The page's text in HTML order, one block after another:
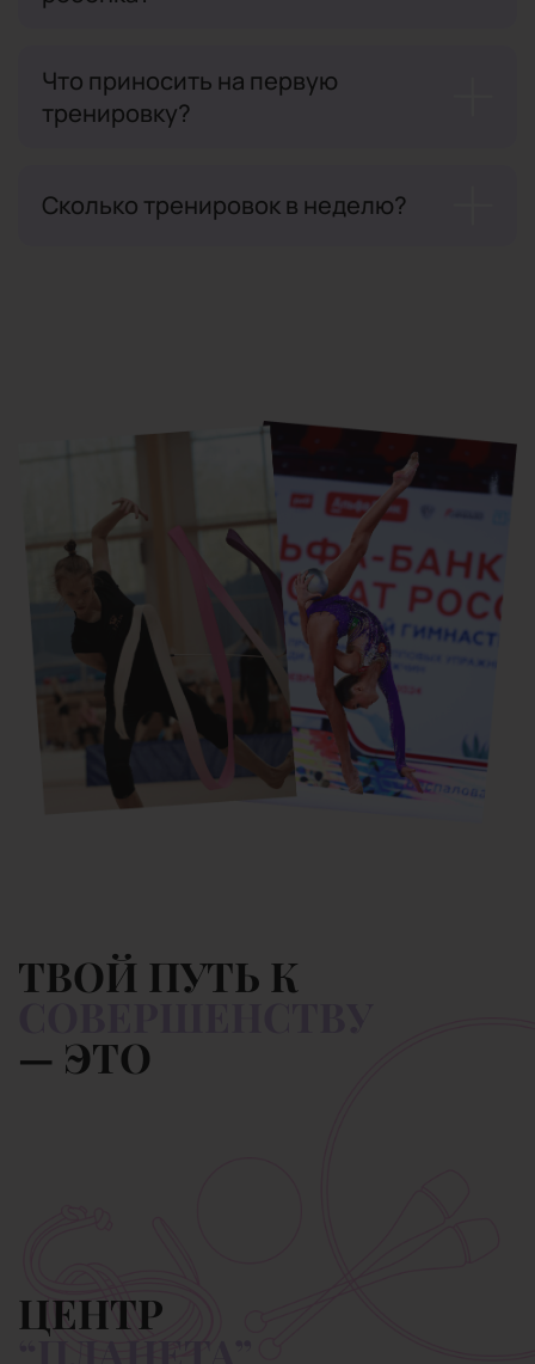
Что приносить на первую
тренировку?
Сколько тренировок в неделю?
ТВОЙ ПУТЬ К
— ЭТО
ЦЕНТР
“ПЛАНЕТА”